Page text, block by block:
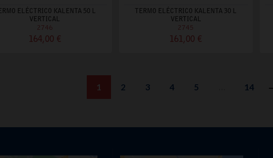
ELÉCTRICO KALENTA 50 L
VERTICAL
2746
164,00 €
TERMO ELÉCTRICO KALENTA 30 L
VERTICAL
2745
161,00 €
1 2 3 4 5 14